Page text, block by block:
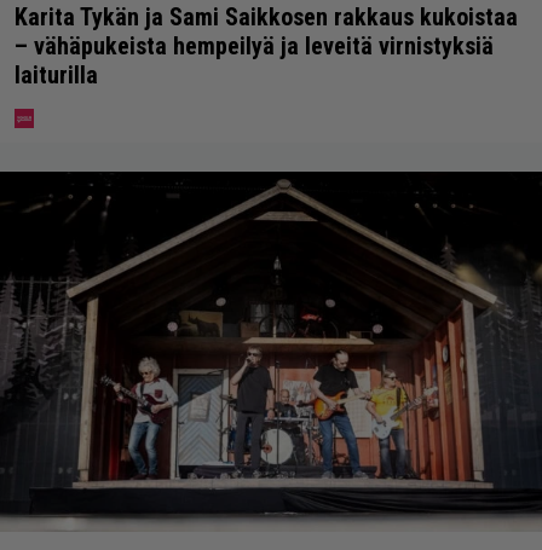
Karita Tykän ja Sami Saikkosen rakkaus kukoistaa
– vähäpukeista hempeilyä ja leveitä virnistyksiä
laiturilla